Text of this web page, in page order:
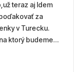
teraz aj Idem
za
v Turecku.
ktorý budeme
prebehlo
zájazdu, cez